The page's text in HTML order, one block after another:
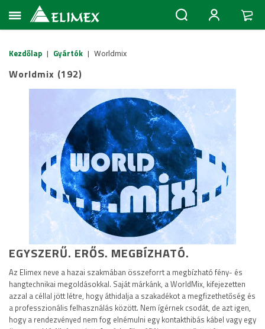
Kezdőlap | Gyártók | Worldmix
Worldmix (192)
EGYSZERŰ. ERŐS. MEGBÍZHATÓ.
Az Elimex neve a hazai szakmában összeforrt a megbízható fény- és
hangtechnikai megoldásokkal. Saját márkánk, a WorldMix, kifejezetten
azzal a céllal jött létre, hogy áthidalja a szakadékot a megfizethetőség és
a professzionális felhasználás között. Nem ígérnek csodát, de azt igen,
hogy a rendezvényed nem fog elnémulni egy kontakthibás kábel vagy egy